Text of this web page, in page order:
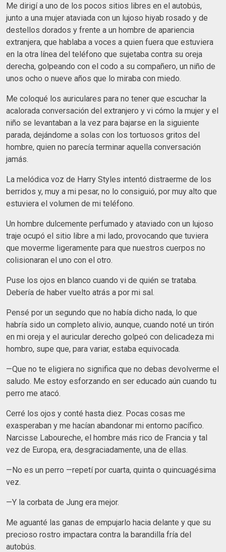
Me dirigí a uno de los pocos sitios libres en el autobús,
junto a una mujer ataviada con un lujoso hiyab rosado y de
destellos dorados y frente a un hombre de apariencia
extranjera, que hablaba a voces a quien fuera que estuviera
en la otra línea del teléfono que sujetaba contra su oreja
derecha, golpeando con el codo a su compañero, un niño de
unos ocho o nueve años que lo miraba con miedo.
Me coloqué los auriculares para no tener que escuchar la
acalorada conversación del extranjero y vi cómo la mujer y el
niño se levantaban a la vez para bajarse en la siguiente
parada, dejándome a solas con los tortuosos gritos del
hombre, quien no parecía terminar aquella conversación
jamás.
La melódica voz de Harry Styles intentó distraerme de los
berridos y, muy a mi pesar, no lo consiguió, por muy alto que
estuviera el volumen de mi teléfono.
Un hombre dulcemente perfumado y ataviado con un lujoso
traje ocupó el sitio libre a mi lado, provocando que tuviera
que moverme ligeramente para que nuestros cuerpos no
colisionaran el uno con el otro.
Puse los ojos en blanco cuando vi de quién se trataba.
Debería de haber vuelto atrás a por mi sal.
Pensé por un segundo que no había dicho nada, lo que
habría sido un completo alivio, aunque, cuando noté un tirón
en mi oreja y el auricular derecho golpeó con delicadeza mi
hombro, supe que, para variar, estaba equivocada.
—Que no te eligiera no significa que no debas devolverme el
saludo. Me estoy esforzando en ser educado aún cuando tu
perro me atacó.
Cerré los ojos y conté hasta diez. Pocas cosas me
exasperaban y me hacían abandonar mi entorno pacífico.
Narcisse Laboureche, el hombre más rico de Francia y tal
vez de Europa, era, desgraciadamente, una de ellas.
—No es un perro —repetí por cuarta, quinta o quincuagésima
vez.
—Y la corbata de Jung era mejor.
Me aguanté las ganas de empujarlo hacia delante y que su
precioso rostro impactara contra la barandilla fría del
autobús.